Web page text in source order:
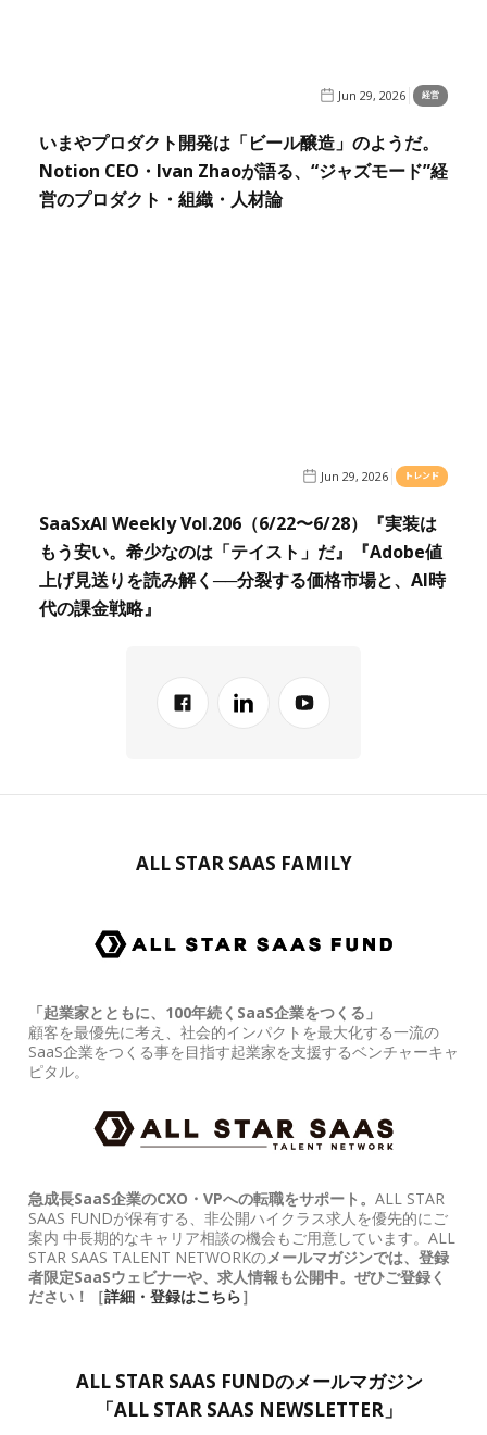
Jun 29, 2026 経営
いまやプロダクト開発は「ビール醸造」のようだ。
Notion CEO・Ivan Zhaoが語る、“ジャズモード”経
営のプロダクト・組織・人材論
Jun 29, 2026 トレンド
SaaSxAI Weekly Vol.206（6/22〜6/28）『実装は
もう安い。希少なのは「テイスト」だ』『Adobe値
上げ見送りを読み解く──分裂する価格市場と、AI時
代の課金戦略』
ALL STAR SAAS FAMILY
「起業家とともに、100年続くSaaS企業をつくる」
顧客を最優先に考え、社会的インパクトを最大化する一流の
SaaS企業をつくる事を目指す起業家を支援するベンチャーキャ
ピタル。
急成長SaaS企業のCXO・VPへの転職をサポート。 ALL STAR
SAAS FUNDが保有する、非公開ハイクラス求人を優先的にご
案内 中長期的なキャリア相談の機会もご用意しています。ALL
STAR SAAS TALENT NETWORKのメールマガジンでは、登録
者限定SaaSウェビナーや、求人情報も公開中。ぜひご登録く
ださい！［詳細・登録はこちら］
ALL STAR SAAS FUNDのメールマガジン
「ALL STAR SAAS NEWSLETTER」